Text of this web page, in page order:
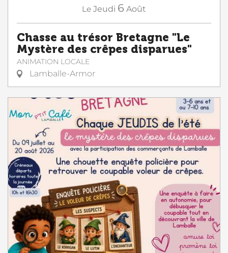
Le Jeudi 6 Août
Chasse au trésor Bretagne "Le
Mystère des crêpes disparues"
ANIMATION LOCALE
Lamballe-Armor